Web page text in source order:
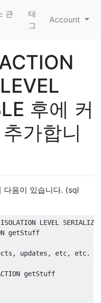
관
태
그
Account
후에 커
가합니
다음이 있습니다. (sql
ISOLATION LEVEL
getStuff
updates, etc, etc.
getStuff